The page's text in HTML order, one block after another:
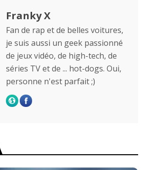
Franky X
Fan de rap et de belles voitures,
je suis aussi un geek passionné
de jeux vidéo, de high-tech, de
séries TV et de ... hot-dogs. Oui,
personne n'est parfait ;)